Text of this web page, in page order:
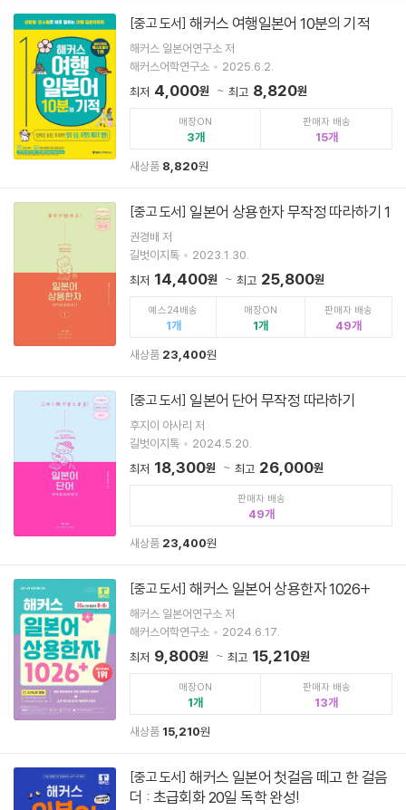
[중고 도서] 해커스 여행일본어 10분의 기적
해커스 일본어연구소 저
해커스어학연구소
2025.6.2.
최저 4,000원 최고 8,820원
매장ON
3
판매자 배송
15
새상품 8,820원
[중고 도서] 일본어 상용한자 무작정 따라하기 1
권경배 저
길벗이지톡
2023.1.30.
최저 14,400원 최고 25,800원
예스24배송
1
매장ON
1
판매자 배송
49
새상품 23,400원
[중고 도서] 일본어 단어 무작정 따라하기
후지이 아사리 저
길벗이지톡
2024.5.20.
최저 18,300원 최고 26,000원
판매자 배송
49
새상품 23,400원
[중고 도서] 해커스 일본어 상용한자 1026+
해커스 일본어연구소 저
해커스어학연구소
2024.6.17.
최저 9,800원 최고 15,210원
매장ON
1
판매자 배송
13
새상품 15,210원
[중고 도서] 해커스 일본어 첫걸음 떼고 한 걸음
더 : 초급회화 20일 독학 완성!